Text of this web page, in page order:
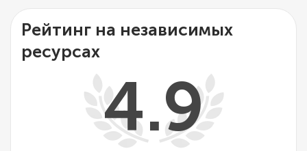
Рейтинг на независимых
ресурсах
4.9